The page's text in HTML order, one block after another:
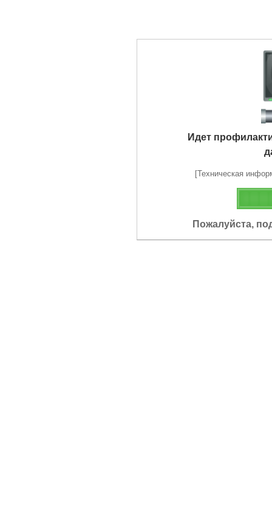
Идет
[Техническая
Пожалуйста,